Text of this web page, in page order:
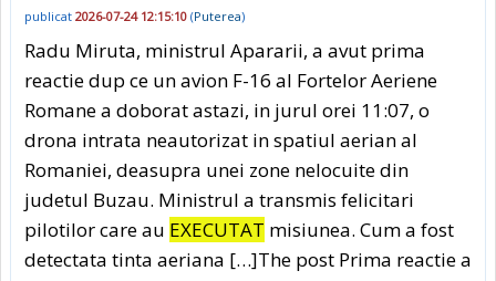
publicat 2026-07-24 12:15:10 (Puterea)
Radu Miruta, ministrul Apararii, a avut prima
reactie dup ce un avion F-16 al Fortelor Aeriene
Romane a doborat astazi, in jurul orei 11:07, o
drona intrata neautorizat in spatiul aerian al
Romaniei, deasupra unei zone nelocuite din
judetul Buzau. Ministrul a transmis felicitari
pilotilor care au EXECUTAT misiunea. Cum a fost
detectata tinta aeriana […]The post Prima reactie a